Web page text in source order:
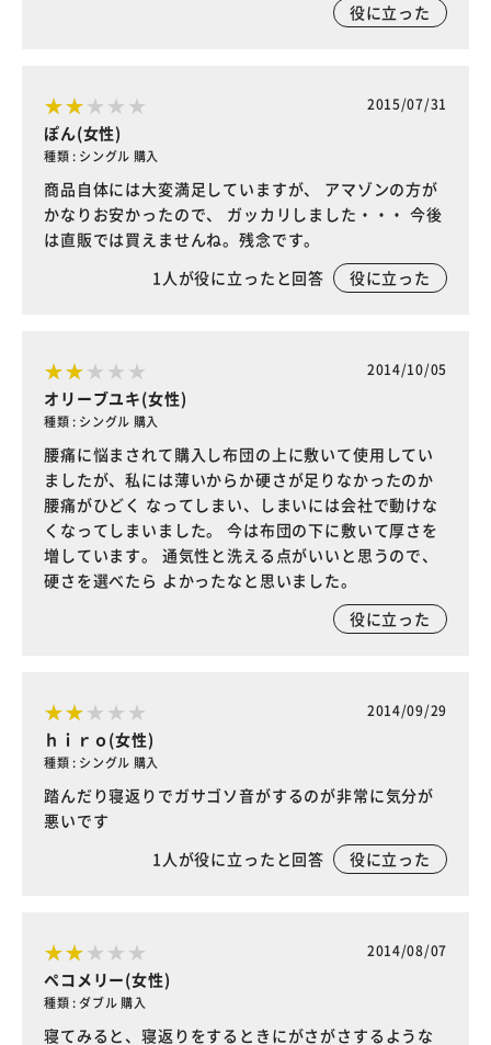
役に立った
2015/07/31
ぽん(女性)
種類 : シングル 購入
商品自体には大変満足していますが、 アマゾンの方が
かなりお安かったので、 ガッカリしました・・・ 今後
は直販では買えませんね。残念です。
1人が役に立ったと回答 役に立った
2014/10/05
オリーブユキ(女性)
種類 : シングル 購入
腰痛に悩まされて購入し布団の上に敷いて使用してい
ましたが、私には薄いからか硬さが足りなかったのか
腰痛がひどく なってしまい、しまいには会社で動けな
くなってしまいました。 今は布団の下に敷いて厚さを
増しています。 通気性と洗える点がいいと思うので、
硬さを選べたら よかったなと思いました。
役に立った
2014/09/29
ｈｉｒｏ(女性)
種類 : シングル 購入
踏んだり寝返りでガサゴソ音がするのが非常に気分が
悪いです
1人が役に立ったと回答 役に立った
2014/08/07
ペコメリー(女性)
種類 : ダブル 購入
寝てみると、寝返りをするときにがさがさするような